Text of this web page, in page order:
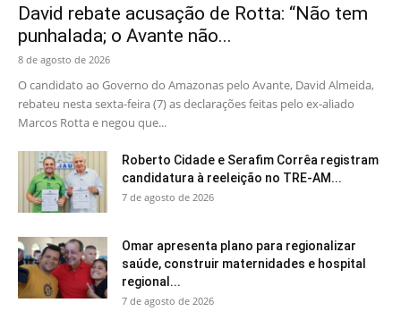
David rebate acusação de Rotta: “Não tem
punhalada; o Avante não...
8 de agosto de 2026
O candidato ao Governo do Amazonas pelo Avante, David Almeida,
rebateu nesta sexta-feira (7) as declarações feitas pelo ex-aliado
Marcos Rotta e negou que...
Roberto Cidade e Serafim Corrêa registram
candidatura à reeleição no TRE-AM...
7 de agosto de 2026
Omar apresenta plano para regionalizar
saúde, construir maternidades e hospital
regional...
7 de agosto de 2026